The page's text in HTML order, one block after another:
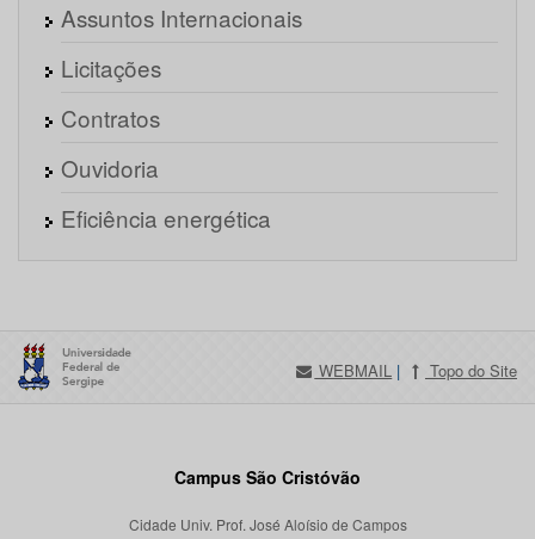
Assuntos Internacionais
Licitações
Contratos
Ouvidoria
Eficiência energética
WEBMAIL | Topo do Site
Campus São Cristóvão
Cidade Univ. Prof. José Aloísio de Campos